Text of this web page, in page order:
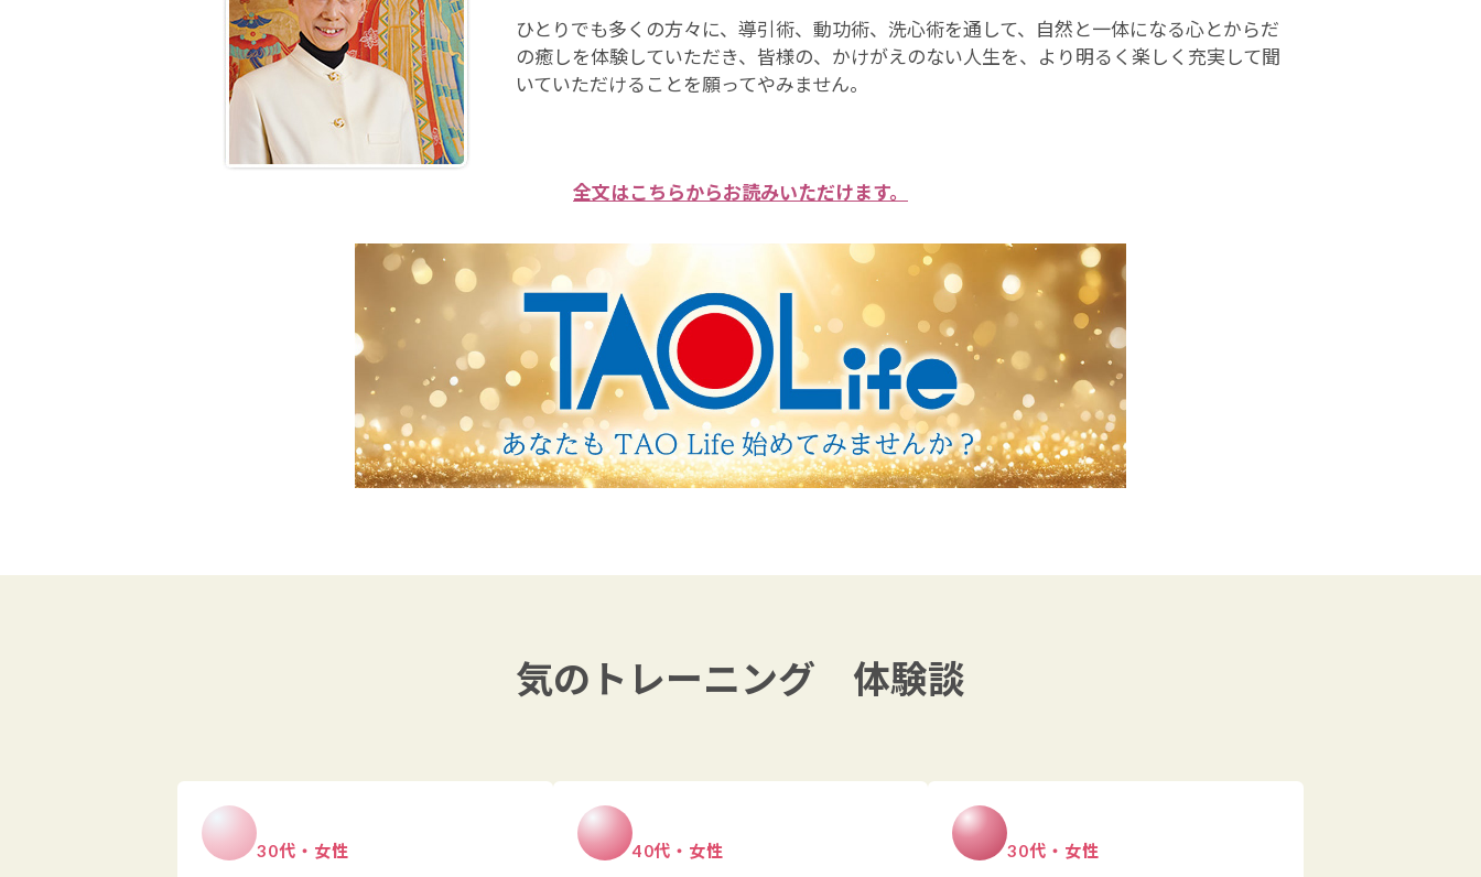
ひとりでも多くの方々に、導引術、動功術、洗心術を通して、自然と一体になる心とからだ
の癒しを体験していただき、皆様の、かけがえのない人生を、より明るく楽しく充実して聞
いていただけることを願ってやみません。
全文はこちらからお読みいただけます。
気のトレーニング 体験談
30代・女性 40代・女性 30代・女性